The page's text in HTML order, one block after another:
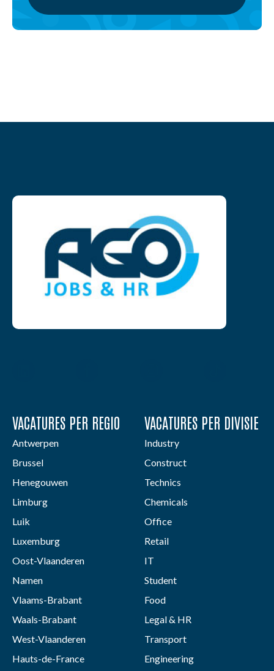
VACATURES PER REGIO
Antwerpen
Brussel
Henegouwen
Limburg
Luik
Luxemburg
Oost-Vlaanderen
Namen
Vlaams-Brabant
Waals-Brabant
West-Vlaanderen
Hauts-de-France
VACATURES PER DIVISIE
Industry
Construct
Technics
Chemicals
Office
Retail
IT
Student
Food
Legal & HR
Transport
Engineering